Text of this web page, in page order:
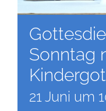
Sonntag
21 Juni um